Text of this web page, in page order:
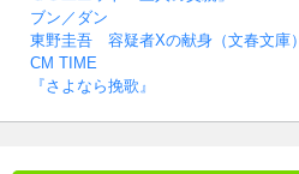
ブン／ダン
東野圭吾 容疑者Xの献身（文春文庫）
CM TIME
『さよなら挽歌』